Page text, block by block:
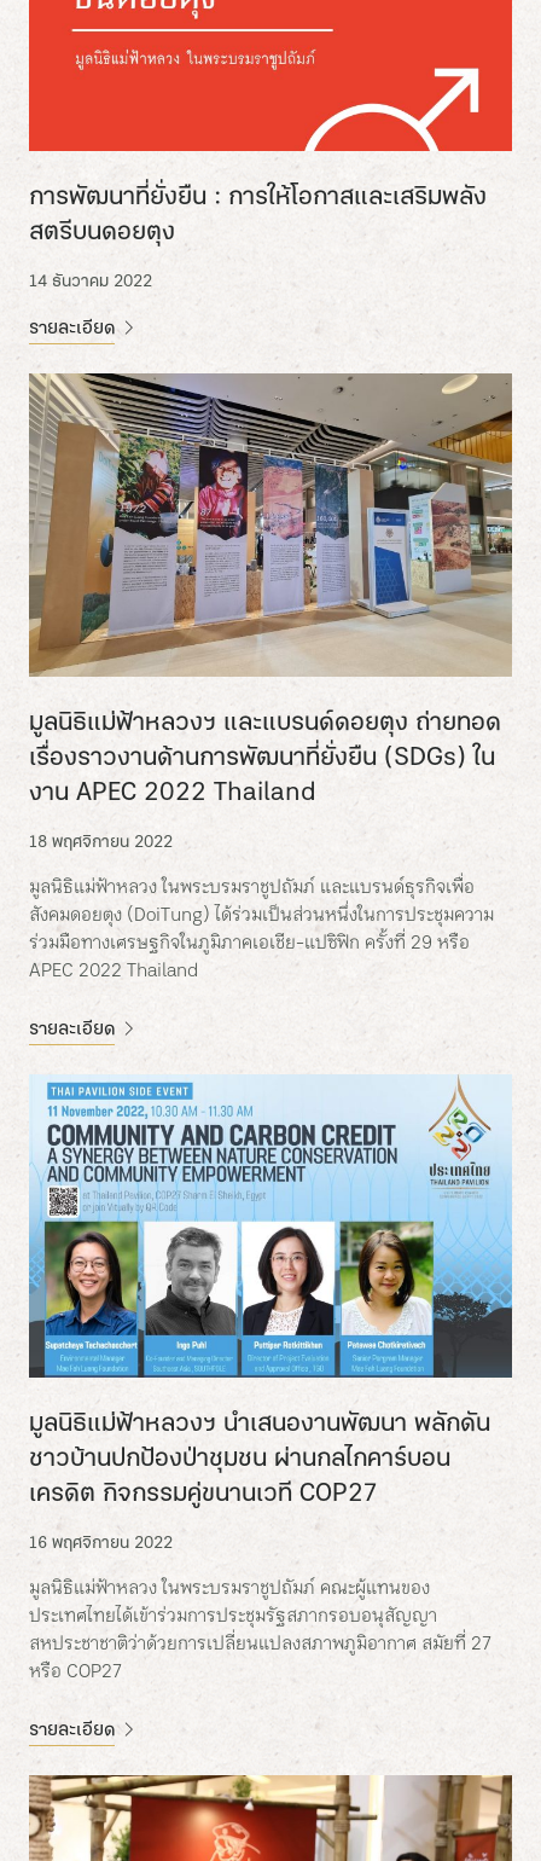
การพัฒนาที่ยั่งยืน : การให้โอกาสและเสริมพลัง
สตรีบนดอยตุง
14 ธันวาคม 2022
รายละเอียด
มูลนิธิแม่ฟ้าหลวงฯ และแบรนด์ดอยตุง ถ่ายทอด
เรื่องราวงานด้านการพัฒนาที่ยั่งยืน (SDGs) ใน
งาน APEC 2022 Thailand
18 พฤศจิกายน 2022
มูลนิธิแม่ฟ้าหลวง ในพระบรมราชูปถัมภ์ และแบรนด์ธุรกิจเพื่อ
สังคมดอยตุง (DoiTung) ได้ร่วมเป็นส่วนหนึ่งในการประชุมความ
ร่วมมือทางเศรษฐกิจในภูมิภาคเอเชีย-แปซิฟิก ครั้งที่ 29 หรือ
APEC 2022 Thailand
รายละเอียด
มูลนิธิแม่ฟ้าหลวงฯ นำเสนองานพัฒนา พลักดัน
ชาวบ้านปกป้องป่าชุมชน ผ่านกลไกคาร์บอน
เครดิต กิจกรรมคู่ขนานเวที COP27
16 พฤศจิกายน 2022
มูลนิธิแม่ฟ้าหลวง ในพระบรมราชูปถัมภ์ คณะผู้แทนของ
ประเทศไทยได้เข้าร่วมการประชุมรัฐสภากรอบอนุสัญญา
สหประชาชาติว่าด้วยการเปลี่ยนแปลงสภาพภูมิอากาศ สมัยที่ 27
หรือ COP27
รายละเอียด